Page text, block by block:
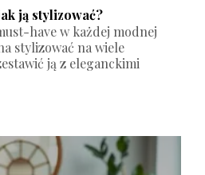
ją stylizować?
have w każdej modnej
stylizować na wiele
ją z eleganckimi